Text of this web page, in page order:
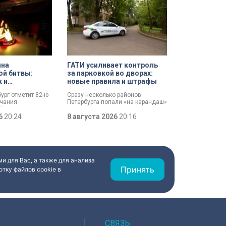
битвы:
и
отметит 82-ю
был
20:24
ГАТИ усиливает контроль
за парковкой во дворах:
новые правила и штрафы
Сразу несколько районов
Петербурга попали «на карандаш»
парковкой во дворах. За два
постановлений.
8 августа 2026 20:16
для Вас, а также для анализа
файлов cookie в
Принять
СВЯЗЬ